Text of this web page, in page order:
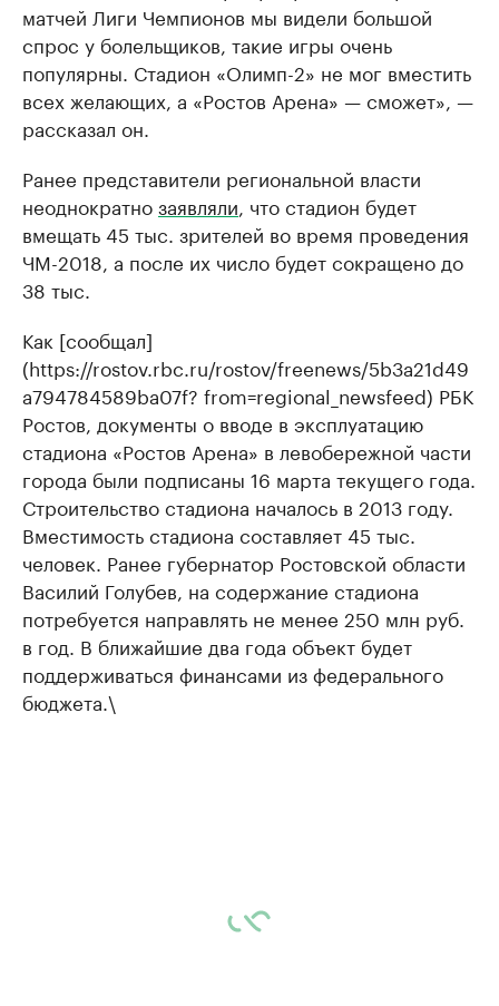
матчей Лиги Чемпионов мы видели большой
спрос у болельщиков, такие игры очень
популярны. Стадион «Олимп-2» не мог вместить
всех желающих, а «Ростов Арена» — сможет», —
рассказал он.
Ранее представители региональной власти
неоднократнозаявляли , что стадион будет
вмещать 45 тыс. зрителей во время проведения
ЧМ-2018, а после их число будет сокращено до
38 тыс.
Как [сообщал]
(https://rostov.rbc.ru/rostov/freenews/5b3a21d49
a794784589ba07f? from=regional_newsfeed) РБК
Ростов, документы о вводе в эксплуатацию
стадиона «Ростов Арена» в левобережной части
города были подписаны 16 марта текущего года.
Строительство стадиона началось в 2013 году.
Вместимость стадиона составляет 45 тыс.
человек. Ранее губернатор Ростовской области
Василий Голубев, на содержание стадиона
потребуется направлять не менее 250 млн руб.
в год. В ближайшие два года объект будет
поддерживаться финансами из федерального
бюджета.\